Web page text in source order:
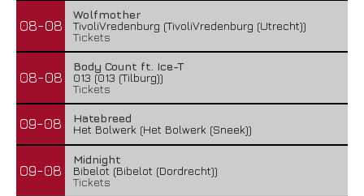
08-08
Wolfmother
TivoliVredenburg (TivoliVredenburg (Utrecht))
Tickets
08-08
Body Count ft. Ice-T
013 (013 (Tilburg))
Tickets
09-08
Hatebreed
Het Bolwerk (Het Bolwerk (Sneek))
09-08
Midnight
Bibelot (Bibelot (Dordrecht))
Tickets